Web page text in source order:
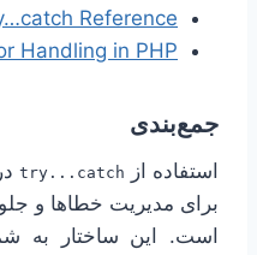
Reference
Handling in PHP
جمع‌بندی
استفاده از try...catch
برای مدیریت خطاها و
است. این ساختار به